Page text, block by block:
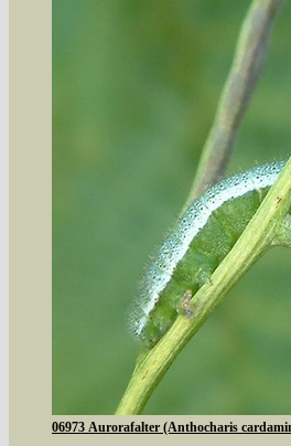
06973 Aurorafalter (Anthocharis